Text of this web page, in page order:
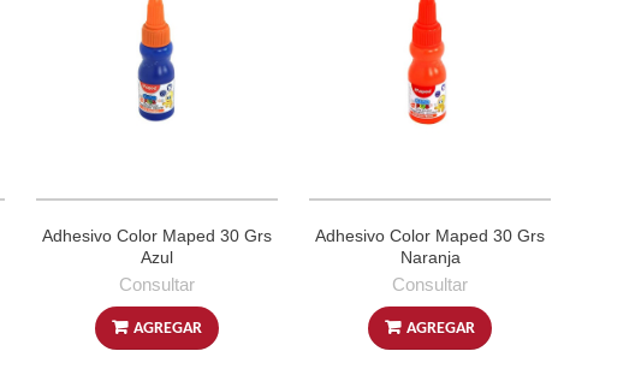
Adhesivo Color Maped 30 Grs
Azul
Consultar
AGREGAR
Adhesivo Color Maped 30 Grs
Naranja
Consultar
AGREGAR